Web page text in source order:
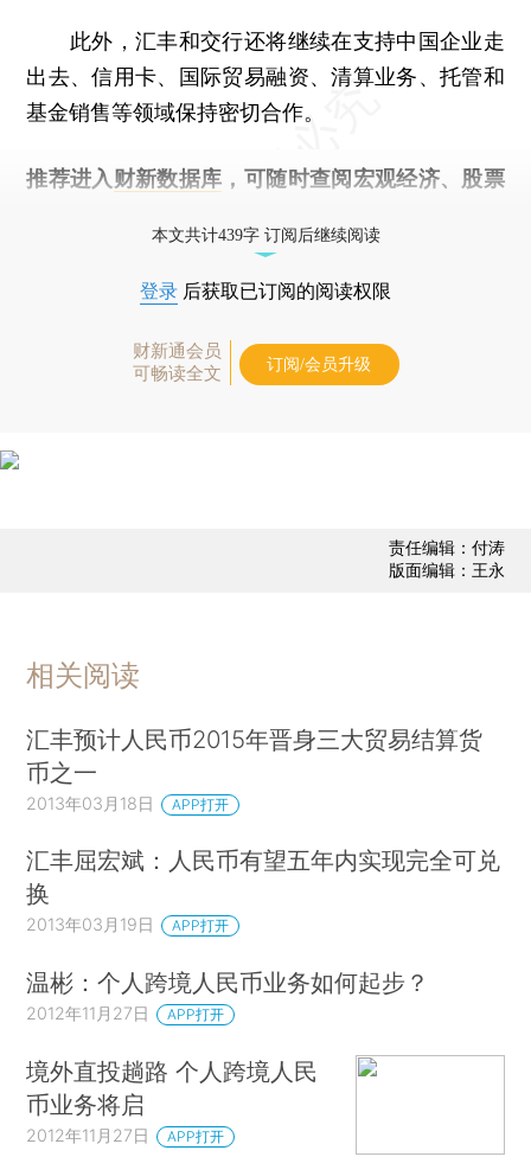
此外，汇丰和交行还将继续在支持中国企业走
出去、信用卡、国际贸易融资、清算业务、托管和
基金销售等领域保持密切合作。
推荐进入 财新数据库 ，可随时查阅宏观经济、股票
本文共计439字 订阅后继续阅读
登录 后获取已订阅的阅读权限
财新通会员
可畅读全文
订阅/会员升级
责任编辑：付涛
版面编辑：王永
相关阅读
汇丰预计人民币2015年晋身三大贸易结算货
币之一
2013年03月18日 APP打开
汇丰屈宏斌：人民币有望五年内实现完全可兑
换
2013年03月19日 APP打开
温彬：个人跨境人民币业务如何起步？
2012年11月27日 APP打开
境外直投趟路 个人跨境人民
币业务将启
2012年11月27日 APP打开